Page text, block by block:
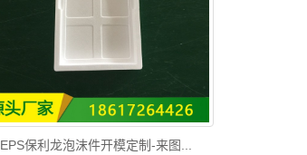
EPS保利龙泡沫件开模定制-来图...